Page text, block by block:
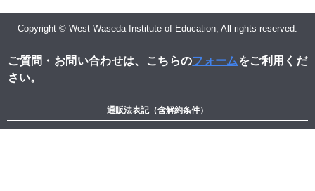
Copyright © West Waseda Institute of Education, All rights reserved.
ご質問・お問い合わせは、こちらのフォームをご利用くだ
さい。
通販法表記（含解約条件）